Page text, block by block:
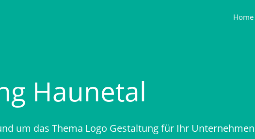
Home
Haunetal
um das Thema Logo Gestaltung für Ihr